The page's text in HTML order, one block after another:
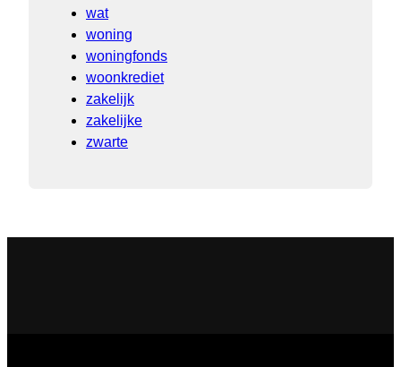
wat
woning
woningfonds
woonkrediet
zakelijk
zakelijke
zwarte